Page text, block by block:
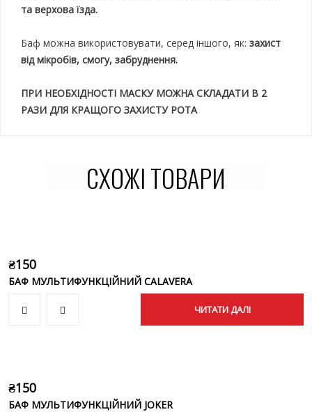
та верхова їзда.
Баф можна використовувати, серед іншого, як: захист
від мікробів, смогу, забруднення.
ПРИ НЕОБХІДНОСТІ МАСКУ МОЖНА СКЛАДАТИ В 2
РАЗИ ДЛЯ КРАЩОГО ЗАХИСТУ РОТА
СХОЖІ ТОВАРИ
₴150
БАФ МУЛЬТИФУНКЦІЙНИЙ CALAVERA
ЧИТАТИ ДАЛІ
₴150
БАФ МУЛЬТИФУНКЦІЙНИЙ JOKER